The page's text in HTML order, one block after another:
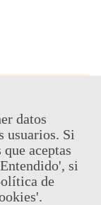
datos
usuarios. Si
aceptas
si
de